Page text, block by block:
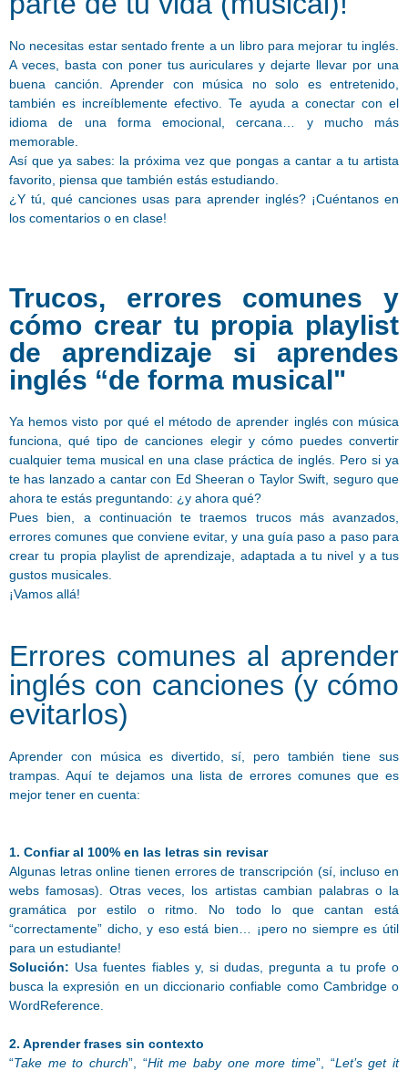
No necesitas estar sentado frente a un libro para mejorar tu inglés.
A veces, basta con poner tus auriculares y dejarte llevar por una
buena canción. Aprender con música no solo es entretenido,
también es increíblemente efectivo. Te ayuda a conectar con el
idioma de una forma emocional, cercana… y mucho más
memorable.
Así que ya sabes: la próxima vez que pongas a cantar a tu artista
favorito, piensa que también estás estudiando.
¿Y tú, qué canciones usas para aprender inglés? ¡Cuéntanos en
los comentarios o en clase!
Trucos, errores comunes y
cómo crear tu propia playlist
de aprendizaje si aprendes
inglés “de forma musical"
Ya hemos visto por qué el método de aprender inglés con música
funciona, qué tipo de canciones elegir y cómo puedes convertir
cualquier tema musical en una clase práctica de inglés. Pero si ya
te has lanzado a cantar con Ed Sheeran o Taylor Swift, seguro que
ahora te estás preguntando: ¿y ahora qué?
Pues bien, a continuación te traemos trucos más avanzados,
errores comunes que conviene evitar, y una guía paso a paso para
crear tu propia playlist de aprendizaje, adaptada a tu nivel y a tus
gustos musicales.
¡Vamos allá!
Errores comunes al aprender
inglés con canciones (y cómo
evitarlos)
Aprender con música es divertido, sí, pero también tiene sus
trampas. Aquí te dejamos una lista de errores comunes que es
mejor tener en cuenta:
1. Confiar al 100% en las letras sin revisar
Algunas letras online tienen errores de transcripción (sí, incluso en
webs famosas). Otras veces, los artistas cambian palabras o la
gramática por estilo o ritmo. No todo lo que cantan está
“correctamente” dicho, y eso está bien… ¡pero no siempre es útil
para un estudiante!
Solución: Usa fuentes fiables y, si dudas, pregunta a tu profe o
busca la expresión en un diccionario confiable como Cambridge o
WordReference.
2. Aprender frases sin contexto
“Take me to church”, “Hit me baby one more time”, “Let’s get it